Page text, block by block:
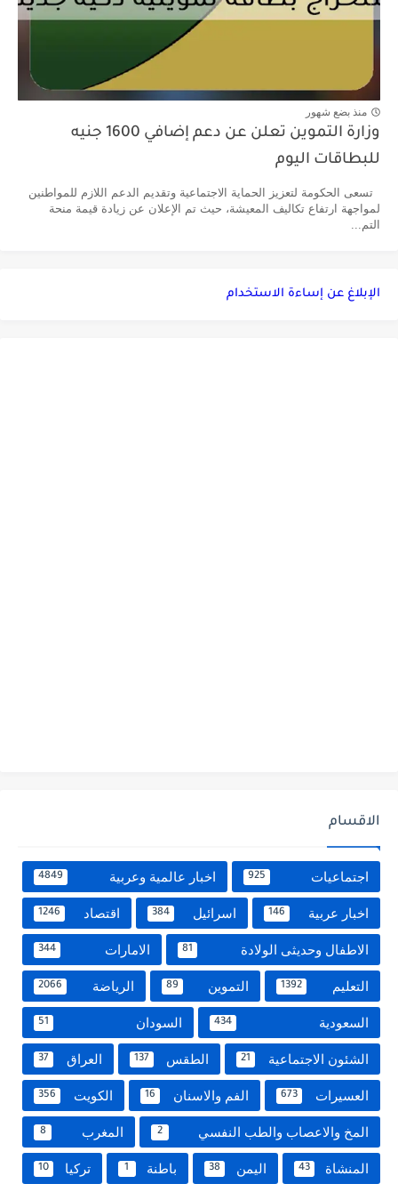
منذ بضع شهور
وزارة التموين تعلن عن دعم إضافي 1600 جنيه
للبطاقات اليوم
تسعى الحكومة لتعزيز الحماية الاجتماعية وتقديم الدعم اللازم للمواطنين
لمواجهة ارتفاع تكاليف المعيشة، حيث تم الإعلان عن زيادة قيمة منحة
التم...
الإبلاغ عن إساءة الاستخدام
الاقسام
اجتماعيات 925 اخبار عالمية وعربية 4849
اخبار عربية 146 اسرائيل 384 اقتصاد 1246
الاطفال وحديثى الولادة 81 الامارات 344
التعليم 1392 التموين 89 الرياضة 2066
السعودية 434 السودان 51
الشئون الاجتماعية 21 الطقس 137 العراق 37
العسيرات 673 الفم والاسنان 16 الكويت 356
المخ والاعصاب والطب النفسي 2 المغرب 8
المنشاة 43 اليمن 38 باطنة 1 تركيا 10